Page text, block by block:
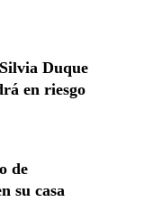
Duque
en riesgo
de
su casa